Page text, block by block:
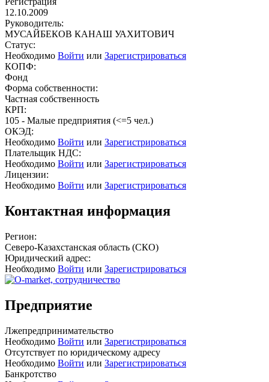
12.10.2009
Руководитель:
МУСАЙБЕКОВ КАНАШ УАХИТОВИЧ
Статус:
Необходимо Войти или Зарегистрироваться
КОПФ:
Фонд
Форма собственности:
Частная собственность
КРП:
105 - Малые предприятия (<=5 чел.)
ОКЭД:
Необходимо Войти или Зарегистрироваться
Плательщик НДС:
Необходимо Войти или Зарегистрироваться
Лицензии:
Необходимо Войти или Зарегистрироваться
Контактная информация
Регион:
Северо-Казахстанская область (СКО)
Юридический адрес:
Необходимо Войти или Зарегистрироваться
Предприятие
Лжепредпринимательство
Необходимо Войти или Зарегистрироваться
Отсутствует по юридическому адресу
Необходимо Войти или Зарегистрироваться
Банкротство